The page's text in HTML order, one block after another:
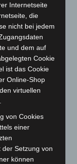
Internetseite
die
nicht bei jedem
und dem auf
Cookie
ist das Cookie
Online-Shop
virtuellen
von Cookies
einer
Setzung von
können